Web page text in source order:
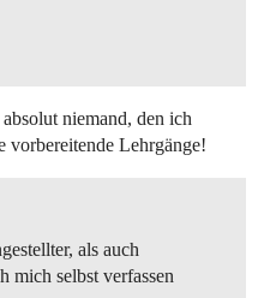
niemand, den ich
vorbereitende Lehrgänge!
als auch
mich selbst verfassen